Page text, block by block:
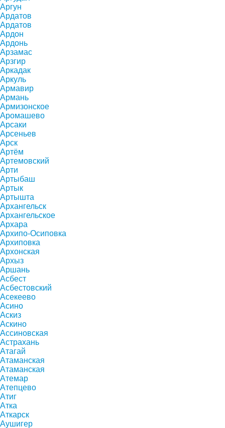
Аргун
Ардатов
Ардатов
Ардон
Ардонь
Арзамас
Арзгир
Аркадак
Аркуль
Армавир
Армань
Армизонское
Аромашево
Арсаки
Арсеньев
Арск
Артём
Артемовский
Арти
Артыбаш
Артык
Артышта
Архангельск
Архангельское
Архара
Архипо-Осиповка
Архиповка
Архонская
Архыз
Аршань
Асбест
Асбестовский
Асекеево
Асино
Аскиз
Аскино
Ассиновская
Астрахань
Атагай
Атаманская
Атаманская
Атемар
Атепцево
Атиг
Атка
Аткарск
Аушигер